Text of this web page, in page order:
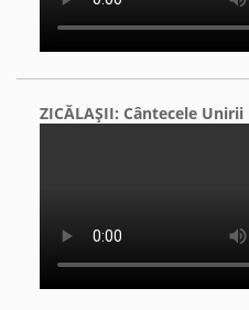
ZICĂLAŞII: Cântecele Unirii